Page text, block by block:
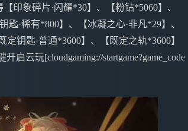
印象碎片·闪耀*30】、【粉钻*5060】、
匙·稀有*800】、【冰凝之心·非凡*29】、
定钥匙·普通*3600】、【既定之轨*3600】
启云玩[cloudgaming://startgame?game_code